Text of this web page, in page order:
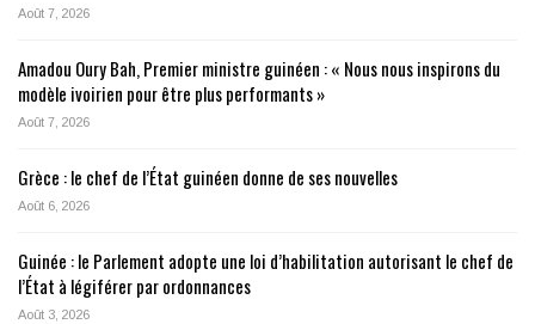
Août 7, 2026
Amadou Oury Bah, Premier ministre guinéen : « Nous nous inspirons du
modèle ivoirien pour être plus performants »
Août 7, 2026
Grèce : le chef de l’État guinéen donne de ses nouvelles
Août 6, 2026
Guinée : le Parlement adopte une loi d’habilitation autorisant le chef de
l’État à légiférer par ordonnances
Août 3, 2026